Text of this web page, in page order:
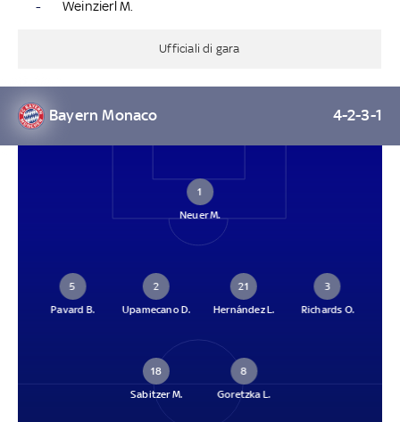
- Weinzierl M.
Ufficiali di gara
Bayern Monaco 4-2-3-1
1
Neuer M.
5
Pavard B.
2
Upamecano D.
21
Hernández L.
3
Richards O.
18
Sabitzer M.
8
Goretzka L.